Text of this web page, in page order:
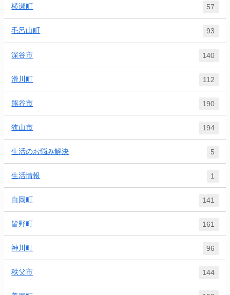
横瀬町 57
毛呂山町 93
深谷市 140
滑川町 112
熊谷市 190
狭山市 194
生活のお悩み解決 5
生活情報 1
白岡町 141
皆野町 161
神川町 96
秩父市 144